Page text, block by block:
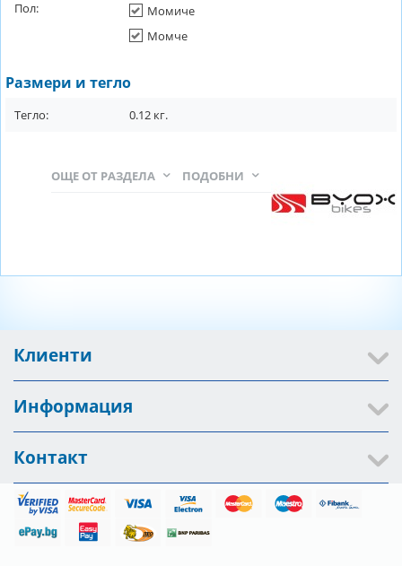
Пол:
Момиче
Момче
Размери и тегло
Тегло: 0.12 кг.
ПОДОБНИ
ОЩЕ ОТ РАЗДЕЛА
Клиенти
Информация
Контакт